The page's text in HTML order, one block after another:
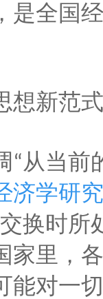
是全国
新范式
“从当前
济学研究
换时所
家里，
能对一